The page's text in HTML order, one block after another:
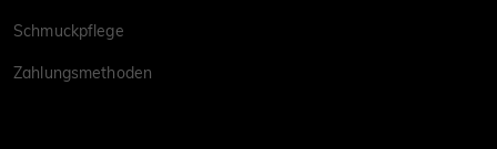
Schmuckpflege
Zahlungsmethoden